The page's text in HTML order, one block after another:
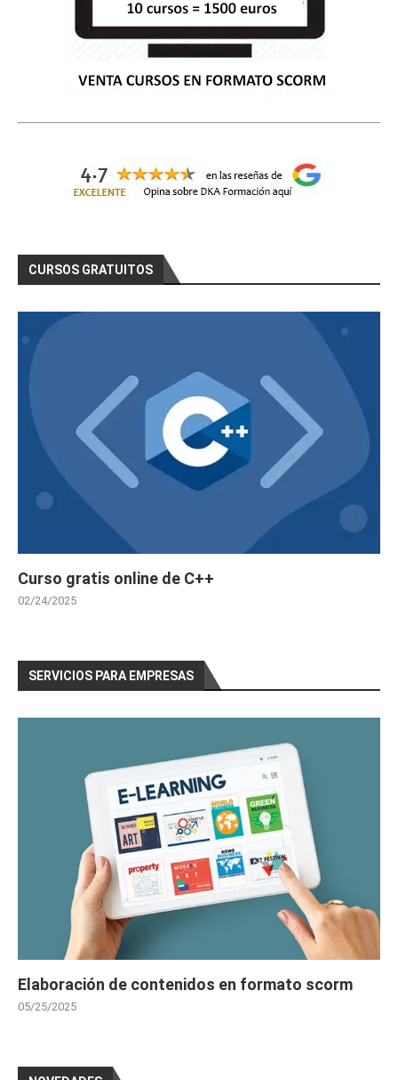
CURSOS GRATUITOS
Curso gratis online de C++
02/24/2025
SERVICIOS PARA EMPRESAS
Elaboración de contenidos en formato scorm
05/25/2025